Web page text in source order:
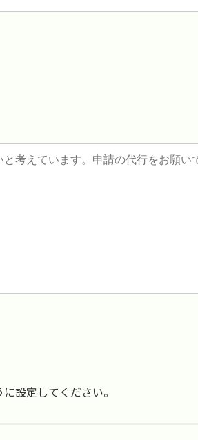
設定してください。